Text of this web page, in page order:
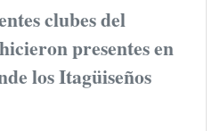
clubes del
presentes en
los Itagüiseños